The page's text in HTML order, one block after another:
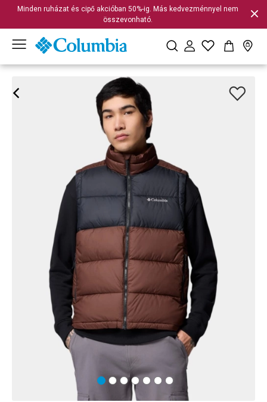
Minden ruházat és cipő akcióban 50%-ig. Más kedvezménnyel nem
összevonható.